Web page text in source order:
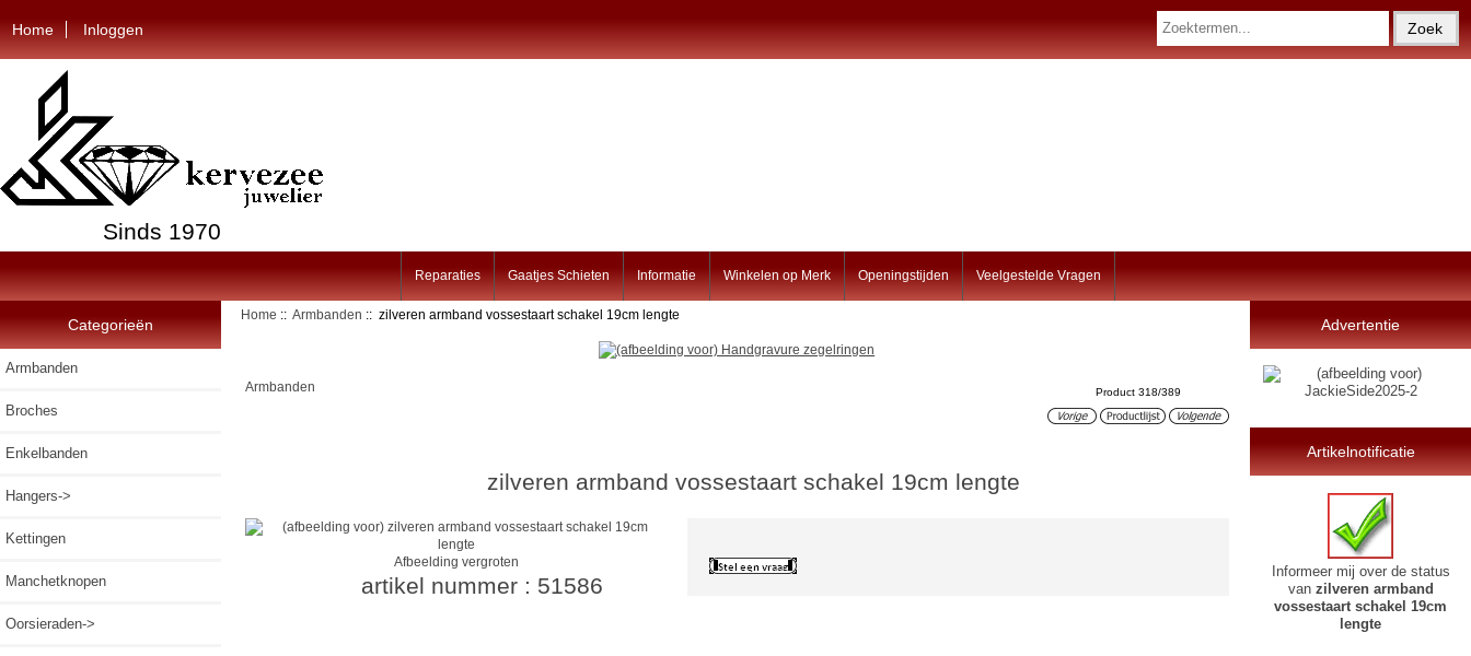
Home Inloggen
Sinds 1970
Reparaties Gaatjes Schieten Informatie Winkelen op Merk Openingstijden Veelgestelde Vragen
Categorieën
Armbanden
Broches
Enkelbanden
Hangers->
Kettingen
Manchetknopen
Oorsieraden->
Home ::Armbanden :: zilveren armband vossestaart schakel 19cm lengte
Armbanden Product 318/389
zilveren armband vossestaart schakel 19cm lengte
Afbeelding vergroten
artikel nummer : 51586
Advertentie
Artikelnotificatie
Informeer mij over de status
van zilveren armband
vossestaart schakel 19cm
lengte